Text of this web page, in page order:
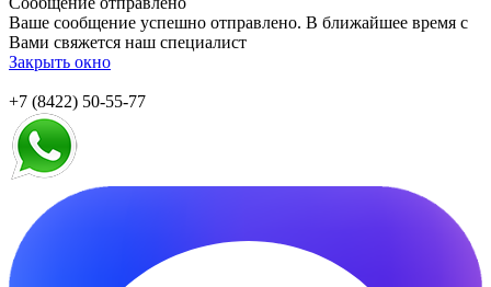
Ваше сообщение успешно отправлено. В ближайшее время с
Вами свяжется наш специалист
Закрыть окно
+7 (8422) 50-55-77